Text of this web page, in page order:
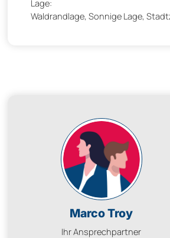
Lage:
Waldrandlage, Sonnige Lage,
Marco Troy
Ihr Ansprechpartner